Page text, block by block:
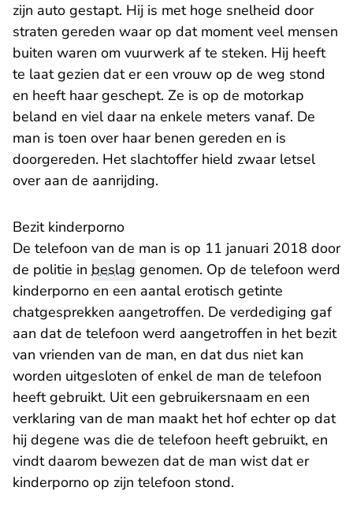
zijn auto gestapt. Hij is met hoge snelheid door
straten gereden waar op dat moment veel mensen
buiten waren om vuurwerk af te steken. Hij heeft
te laat gezien dat er een vrouw op de weg stond
en heeft haar geschept. Ze is op de motorkap
beland en viel daar na enkele meters vanaf. De
man is toen over haar benen gereden en is
doorgereden. Het slachtoffer hield zwaar letsel
over aan de aanrijding.
Bezit kinderporno
De telefoon van de man is op 11 januari 2018 door
de politie in beslag genomen. Op de telefoon werd
kinderporno en een aantal erotisch getinte
chatgesprekken aangetroffen. De verdediging gaf
aan dat de telefoon werd aangetroffen in het bezit
van vrienden van de man, en dat dus niet kan
worden uitgesloten of enkel de man de telefoon
heeft gebruikt. Uit een gebruikersnaam en een
verklaring van de man maakt het hof echter op dat
hij degene was die de telefoon heeft gebruikt, en
vindt daarom bewezen dat de man wist dat er
kinderporno op zijn telefoon stond.